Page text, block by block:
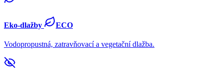
Eko-dlažby ECO
Vodopropustná, zatravňovací a vegetační dlažba.